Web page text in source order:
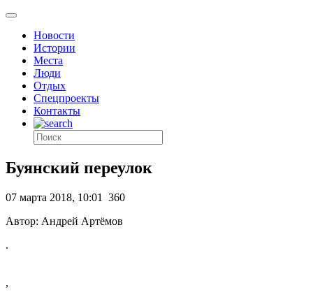
Новости
Истории
Места
Люди
Отдых
Спецпроекты
Контакты
Буянский переулок
07 марта 2018, 10:01
360
Автор: Андрей Артёмов
.
,